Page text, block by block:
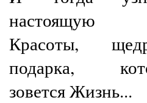
настоящую
Красоты,
подарка,
зовется Жизнь...